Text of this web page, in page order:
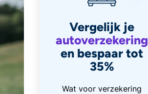
Vergelijk je
autoverzekering
en bespaar tot
35%
Wat voor verzekering